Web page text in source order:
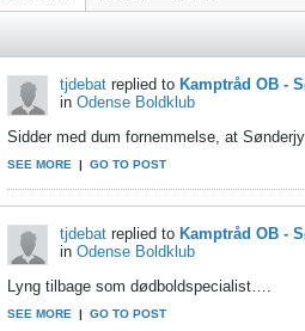
tjdebat replied to Kamptråd OB -
in Odense Boldklub
Sidder med dum fornemmelse, at
SEE MORE | GO TO POST
tjdebat replied to Kamptråd OB -
in Odense Boldklub
Lyng tilbage som dødboldspecialist….
SEE MORE | GO TO POST